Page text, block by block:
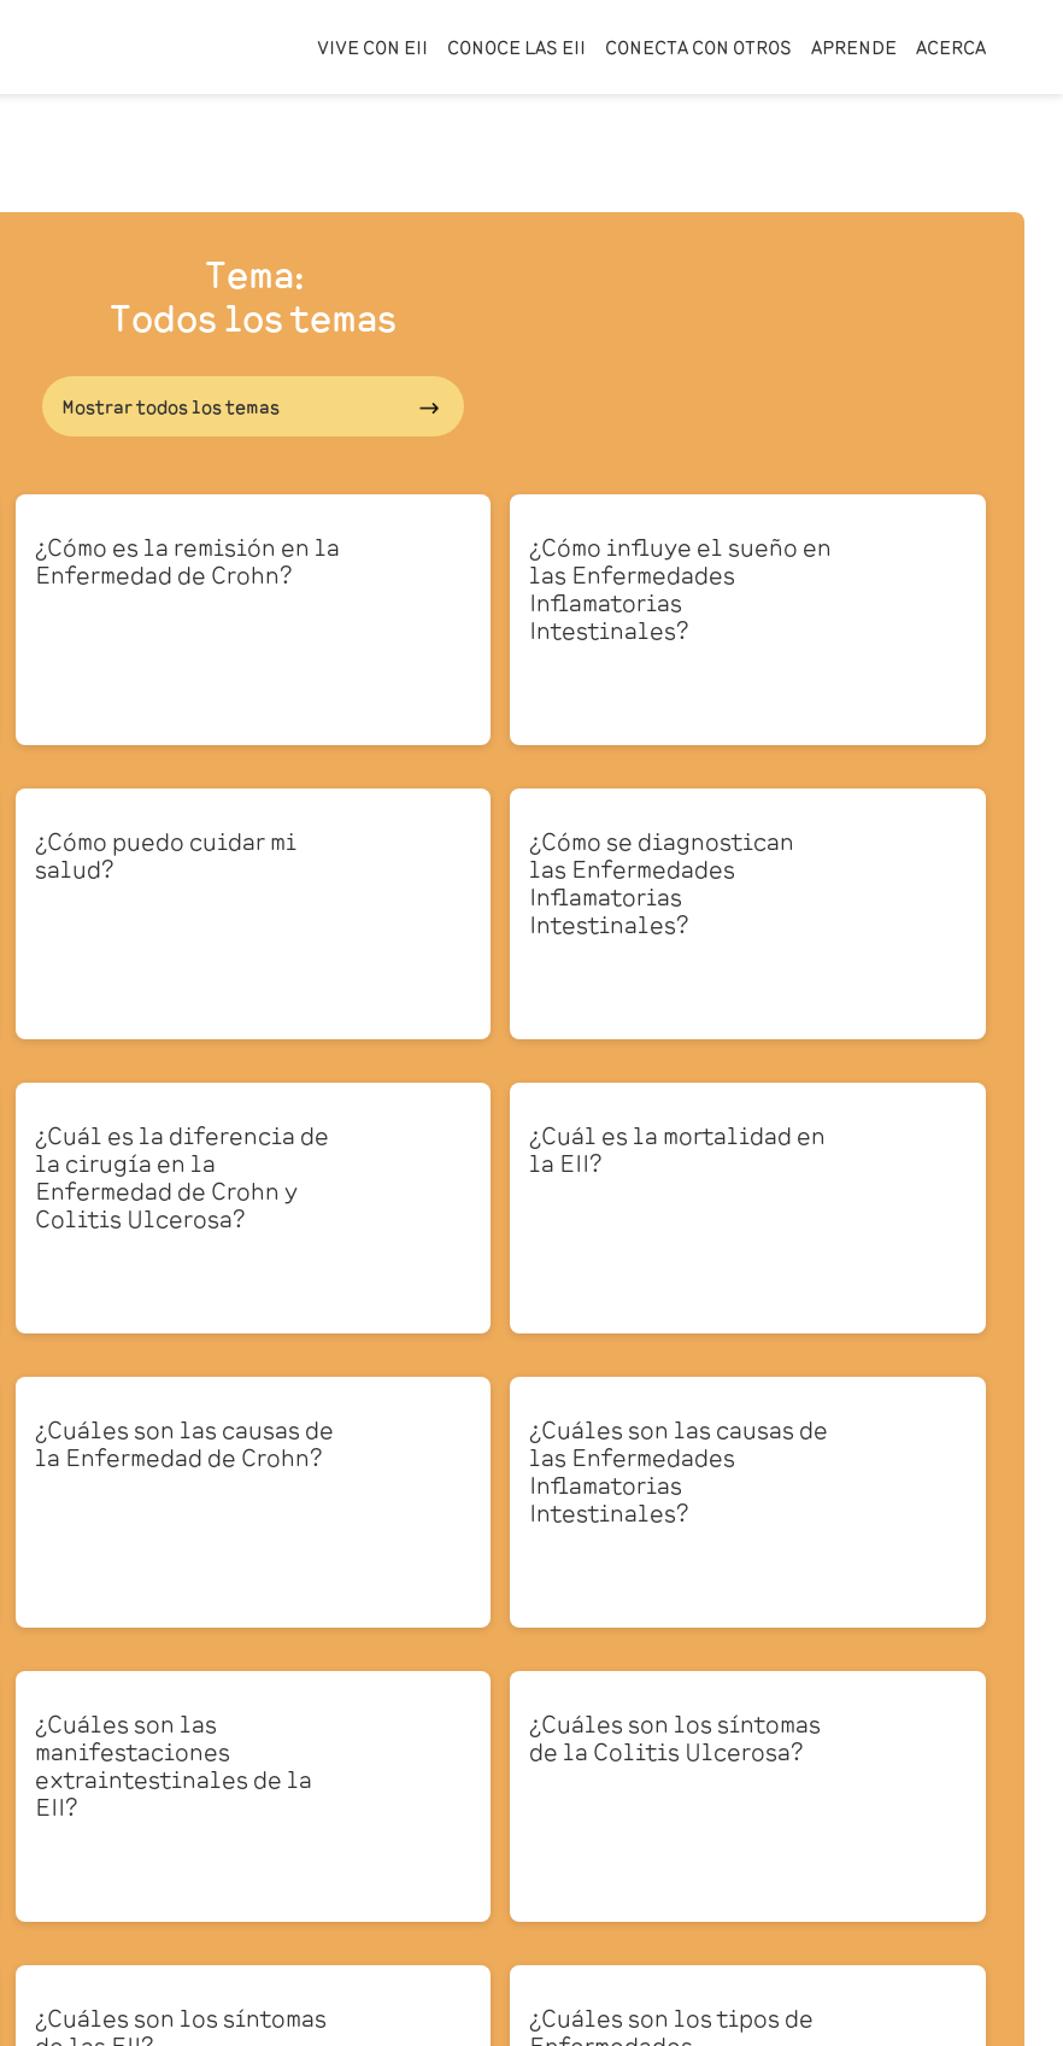
VIVE CON EII CONOCE LAS EII CONECTA CON OTROS APRENDE ACERCA
Tema:
Todos los temas
¿Cómo es la remisión en la
Enfermedad de Crohn?
¿Cómo influye el sueño en
las Enfermedades
Inflamatorias
Intestinales?
¿Cómo puedo cuidar mi
salud?
¿Cómo se diagnostican
las Enfermedades
Inflamatorias
Intestinales?
¿Cuál es la diferencia de
la cirugía en la
Enfermedad de Crohn y
Colitis Ulcerosa?
¿Cuál es la mortalidad en
la EII?
¿Cuáles son las causas de
la Enfermedad de Crohn?
¿Cuáles son las causas de
las Enfermedades
Inflamatorias
Intestinales?
¿Cuáles son las
manifestaciones
extraintestinales de la
EII?
¿Cuáles son los síntomas
de la Colitis Ulcerosa?
¿Cuáles son los síntomas
¿Cuáles son los tipos de